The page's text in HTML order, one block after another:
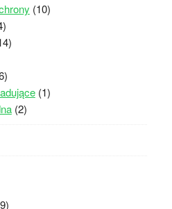
(10)
(1)
(2)